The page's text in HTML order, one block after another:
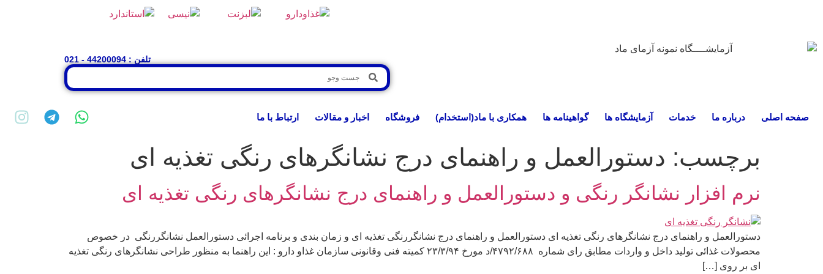
تلفن : 44200094 - 021
صفحه اصلی درباره ما خدمات آزمایشگاه ها گواهینامه ها همکاری با ماد(استخدام) فروشگاه اخبار و مقالات ارتباط با ما
برچسب: دستورالعمل و راهنمای درج نشانگرهای رنگی تغذیه ای
نرم افزار نشانگر رنگی و دستورالعمل و راهنمای درج نشانگرهای رنگی تغذیه ای
دستورالعمل و راهنمای درج نشانگرهای رنگی تغذیه ای دستورالعمل و راهنمای درج نشانگررنگی تغذیه ای و زمان بندی و برنامه اجرائی دستورالعمل نشانگررنگی در خصوص
محصولات غذائی تولید داخل و واردات مطابق رای شماره ۴۷۹۲/۶۸۸/د مورخ ۲۳/۳/۹۴ کمیته فنی وقانونی سازمان غذاو دارو : این راهنما به منظور طراحی نشانگرهای رنگی تغذیه
ای بر روی […]